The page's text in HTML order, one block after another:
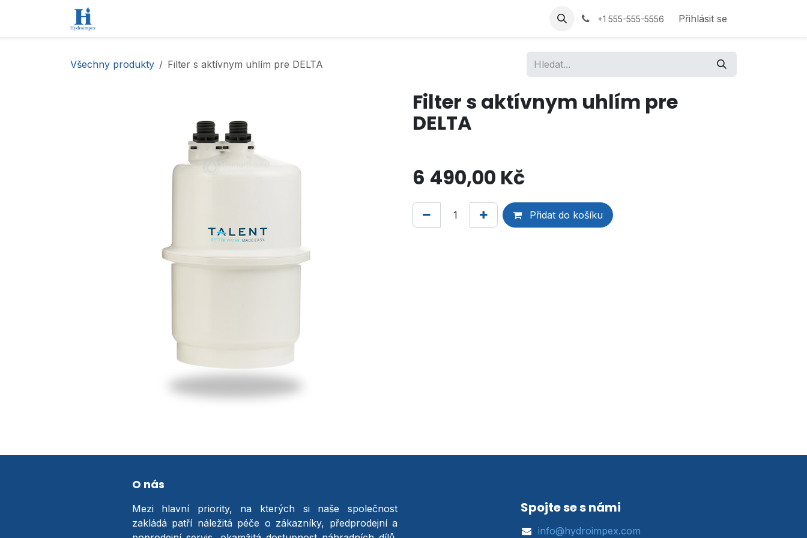
+1 555-555-5556 Přihlásit se
Všechny produkty Filter s aktívnym uhlím pre DELTA
Filter s aktívnym uhlím pre
DELTA
6 490,00 Kč
Přidat do košíku
O nás
Mezi hlavní priority, na kterých si naše společnost
zakládá patří náležitá péče o zákazníky, předprodejní a
Spojte se s námi
info@hydroimpex.com